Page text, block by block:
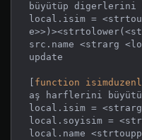
büyütüp digerlerini
local.isim =
src.name <strarg
update
function
aş harflerini
local.isim = <strarg
local.soyisim =
local.name